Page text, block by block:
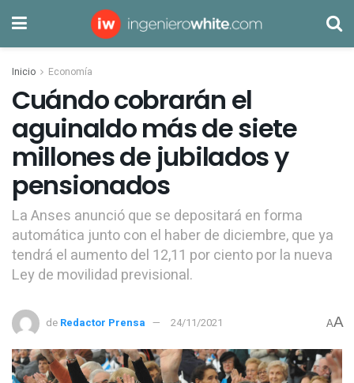
Inicio Economía
Cuándo cobrarán el
aguinaldo más de siete
millones de jubilados y
pensionados
La Anses anunció que se depositará en forma
automática junto con el haber de diciembre, que ya
tendrá el aumento del 12,11 por ciento por la nueva
Ley de movilidad previsional.
de Redactor Prensa 24/11/2021 AA